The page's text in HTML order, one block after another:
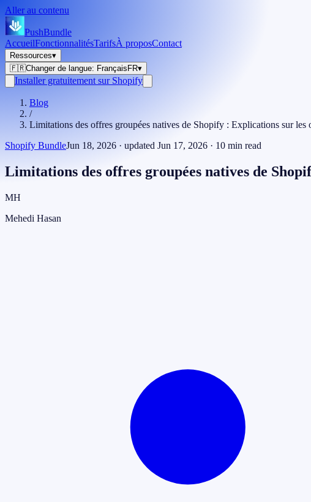
Aller au contenu
PushBundle
AccueilFonctionnalitésTarifsÀ proposContact
Ressources▾
🇫🇷Changer de langue: Français FR▾
Installer gratuitement sur Shopify
Blog
/
Limitations des offres groupées natives de Shopify : Explications sur
Shopify BundleJun 18, 2026 · updated Jun 17, 2026 · 10 min read
Limitations des offres groupées natives de
MH
Mehedi Hasan